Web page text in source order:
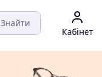
Знайти
Кабінет